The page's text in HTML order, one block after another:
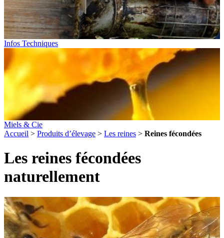
Infos Techniques
Miels & Cie
Accueil > Produits d’élevage > Les reines > Reines fécondées
Les reines fécondées
naturellement